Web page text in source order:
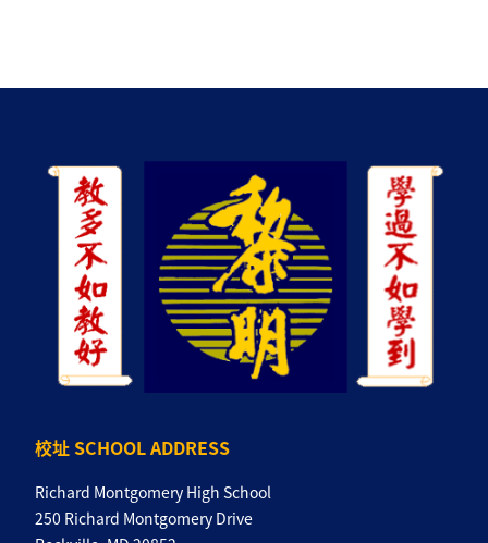
校址 SCHOOL ADDRESS
Richard Montgomery High School
250 Richard Montgomery Drive